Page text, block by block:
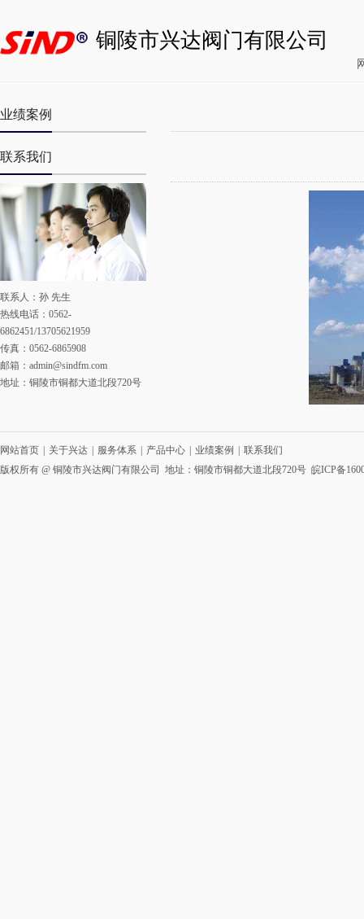
铜陵市兴达阀门有限公司
业绩案例
联系我们
联系人：孙 先生
热线电话：0562-
6862451/13705621959
传真：0562-6865908
邮箱： admin@sindfm.com
地址：铜陵市铜都大道北段720号
网站首页 | 关于兴达 | 服务体系 | 产品中心 | 业绩案例 | 联系我们
版权所有 @ 铜陵市兴达阀门有限公司 地址：铜陵市铜都大道北段720号 皖ICP备